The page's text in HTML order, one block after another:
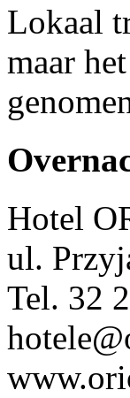
Lokaal
maar
Hotel
ul.
Tel. 32